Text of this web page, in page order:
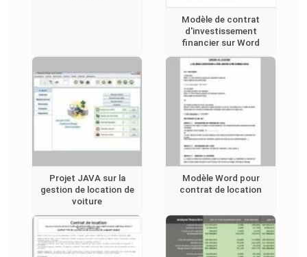
Modèle de contrat
d'investissement
financier sur Word
Projet JAVA sur la
gestion de location de
voiture
Modèle Word pour
contrat de location